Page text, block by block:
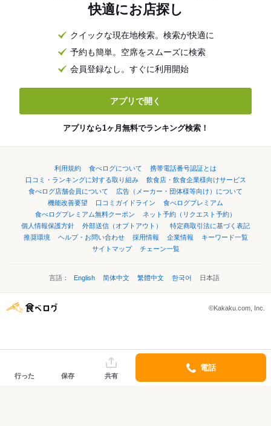
快適にお店探し
クイックな現在地検索。検索が快適に
予約も簡単。空席をスムーズに検索
会員登録なし。すぐに利用開始
アプリで開く
アプリなら1ヶ月無料でランキング検索！
利用規約 食べログについて
携帯電話番号認証とは
口コミ・ランキングに対する取り組み
飲食店・飲食企業様向けサービス
食べログ店舗会員について
広告（メーカー・団体様等向け）について
機能改善要望
口コミガイドライン
食べログプレミアム
食べログプレミアム無料クーポン
ネット予約（リクエスト予約）
個人情報保護方針
外部送信（オプトアウト）
特定商取引法に基づく表記
推奨環境
ヘルプ・お問い合わせ 採用情報 企業情報
キーワード一覧
サイトマップ
チェーン一覧
言語： English 简体中文 繁體中文 한국어 日本語
©Kakaku.com, Inc.
行った 保存 共有
電話